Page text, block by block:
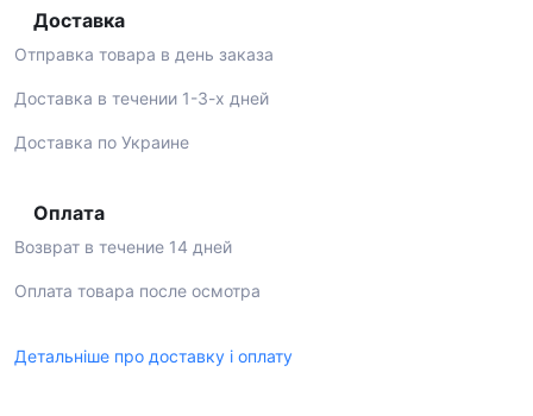
Доставка
Отправка товара в день заказа
Доставка в течении 1-3-х дней
Доставка по Украине
Оплата
Возврат в течение 14 дней
Оплата товара после осмотра
Детальніше про доставку і оплату